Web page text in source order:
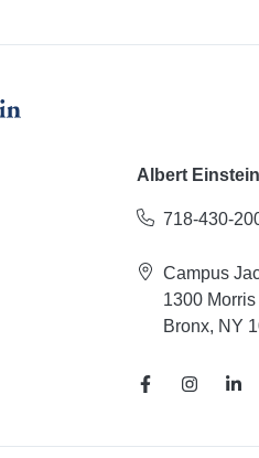
Albert
718-430-
Campus
1300
Bronx, NY